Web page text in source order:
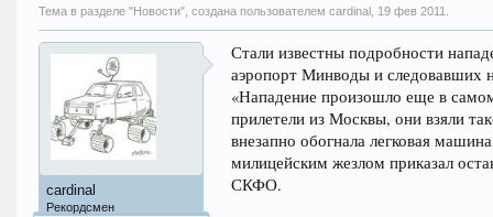
Тема в разделе "Новости", создана пользователем cardinal, 19 фев 2011
cardinal
Рекордсмен
Стали известны подробности
аэропорт Минводы и следовавших
«Нападение произошло еще в
прилетели из Москвы, они взяли
внезапно обогнала легковая
милицейским жезлом приказал
СКФО.